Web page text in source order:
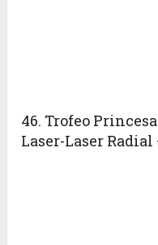
46. Trofeo
Laser-Laser Radial